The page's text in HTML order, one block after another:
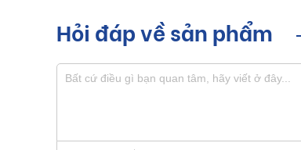
Vòi lavabo Luxta với những đường nét
Hỏi đáp về sản phẩm